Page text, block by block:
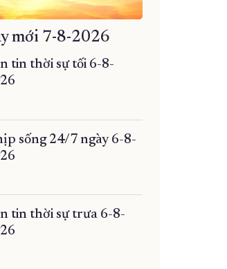
mới 7-8-2026
tin thời sự tối 6-8-
sống 24/7 ngày 6-8-
tin thời sự trưa 6-8-